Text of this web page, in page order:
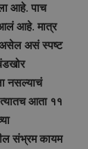
आहे. पाच
आलं आहे. मात्र
असेल असं स्पष्ट
नसल्याचं
आता ११
संभ्रम कायम